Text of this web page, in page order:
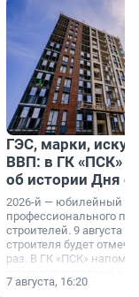
ГЭС, марки,
ВВП: в ГК «ПСК»
об истории Дня
2026-й — юбилейный
профессионального
строителей. 9 августа
строителя будет
раз. В ГК «ПСК»
поменялась роль
7 августа, 16:20